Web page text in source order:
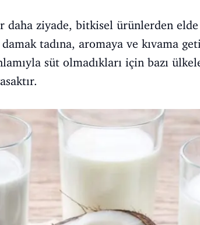
daha ziyade, bitkisel ürünlerden
tadına, aromaya ve kıvama
süt olmadıkları için bazı